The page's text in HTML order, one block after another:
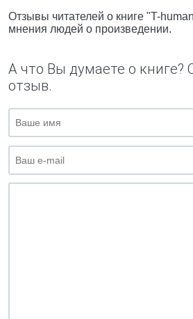
Отзывы читателей о книге "T-
мнения людей о произведении.
А что Вы думаете о книге?
отзыв.